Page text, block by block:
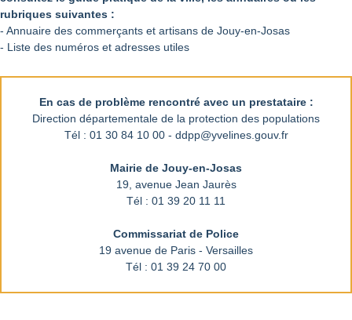
rubriques suivantes :
- Annuaire des commerçants et artisans de Jouy-en-Josas
- Liste des numéros et adresses utiles
En cas de problème rencontré avec un prestataire :
Direction départementale de la protection des populations
Tél : 01 30 84 10 00 - ddpp@yvelines.gouv.fr
Mairie de Jouy-en-Josas
19, avenue Jean Jaurès
Tél : 01 39 20 11 11
Commissariat de Police
19 avenue de Paris - Versailles
Tél : 01 39 24 70 00